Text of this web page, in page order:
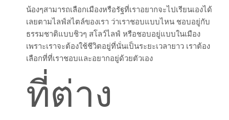
น้องๆสามารถเลือกเมืองหรือรัฐที่เราอยากจะไปเรียนเองได้
เลยตามไลฟ์สไตล์ของเรา ว่าเราชอบแบบไหน ชอบอยู่กับ
ธรรมชาติแบบชิวๆ สโลว์ไลฟ์ หรือชอบอยู่แบบในเมือง
เพราะเราจะต้องใช้ชีวิตอยู่ที่นั่นเป็นระยะเวลายาว เราต้อง
เลือกที่ที่เราชอบและอยากอยู่ด้วยตัวเอง
ที่ต่าง